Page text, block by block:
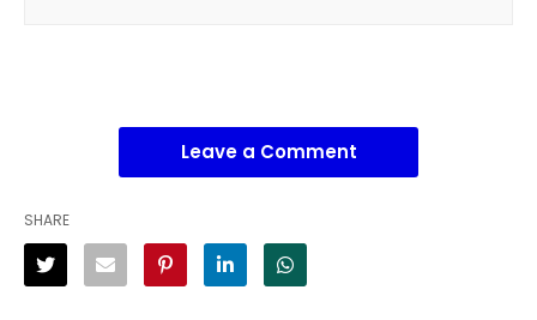
Leave a Comment
SHARE